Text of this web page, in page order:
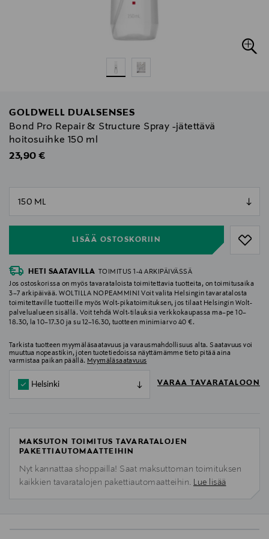
GOLDWELL DUALSENSES
Bond Pro Repair & Structure Spray -jätettävä
hoitosuihke 150 ml
Original Price
23,90 €
LISÄÄ OSTOSKORIIN
HETI SAATAVILLA
TOIMITUS 1-4 ARKIPÄIVÄSSÄ
Jos ostoskorissa on myös tavarataloista toimitettavia tuotteita, on toimitusaika
3–7 arkipäivää. WOLTILLA NOPEAMMIN! Voit valita Helsingin tavaratalosta
toimitettaville tuotteille myös Wolt-pikatoimituksen, jos tilaat Helsingin Wolt-
palvelualueen sisällä. Voit tehdä Wolt-tilauksia verkkokaupassa ma–pe 10–
18.30, la 10–17.30 ja su 12–16.30, tuotteen minimiarvo 40 €.
Tarkista tuotteen myymäläsaatavuus ja varausmahdollisuus alta. Saatavuus voi
muuttua nopeastikin, joten tuotetiedoissa näyttämämme tieto pitää aina
varmistaa paikan päällä. Myymäläsaatavuus
Helsinki VARAA TAVARATALOON
MAKSUTON TOIMITUS TAVARATALOJEN
PAKETTIAUTOMAATTEIHIN
Nyt kannattaa shoppailla! Saat maksuttoman toimituksen
kaikkien tavaratalojen pakettiautomaatteihin. Lue lisää